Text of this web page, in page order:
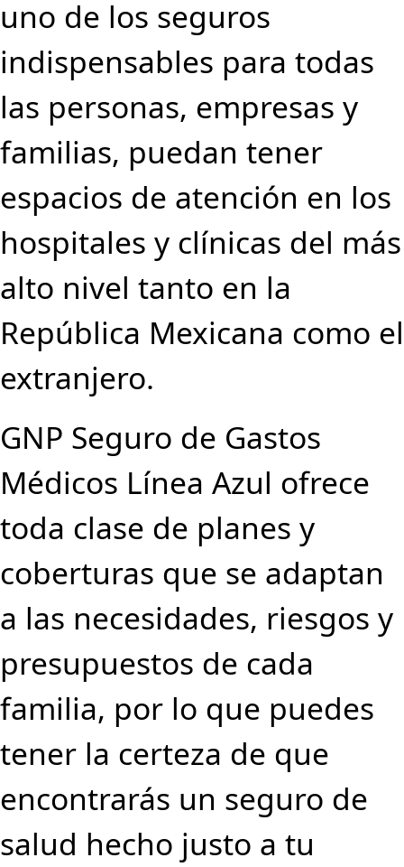
uno de los seguros
indispensables para todas
las personas, empresas y
familias, puedan tener
espacios de atención en los
hospitales y clínicas del más
alto nivel tanto en la
República Mexicana como el
extranjero.
GNP Seguro de Gastos
Médicos Línea Azul ofrece
toda clase de planes y
coberturas que se adaptan
a las necesidades, riesgos y
presupuestos de cada
familia, por lo que puedes
tener la certeza de que
encontrarás un seguro de
salud hecho justo a tu